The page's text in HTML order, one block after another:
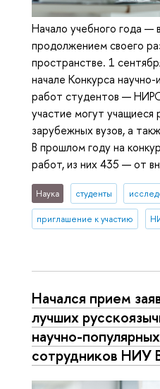
Начало учебного года —
продолжением своего
пространстве. 1
начале Конкурса научно-
работ студентов —
участие могут учащиеся
зарубежных вузов, а
В прошлом году на
работ, из них 435 — от
Наука студенты
приглашение к участию
Начался прием
лучших
научно-
сотрудников